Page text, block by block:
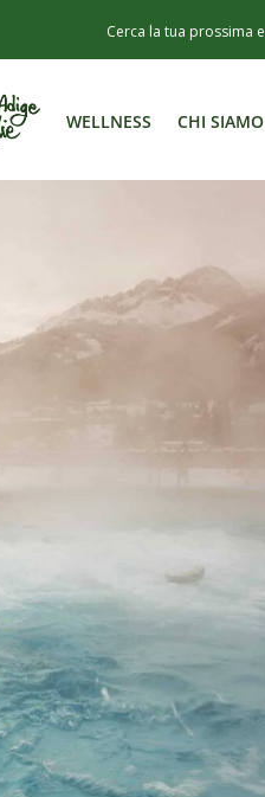
WELLNESS CHI SIAMO
WELLNESS CHI SIAMO